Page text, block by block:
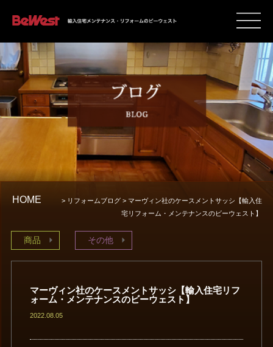
HOME > リフォームブログ > マーヴィン社のケースメントサッシ【輸入住
宅リフォーム・メンテナンスのビーウェスト】
商品 その他
マーヴィン社のケースメントサッシ【輸入住宅リフ
ォーム・メンテナンスのビーウェスト】
2022.08.05